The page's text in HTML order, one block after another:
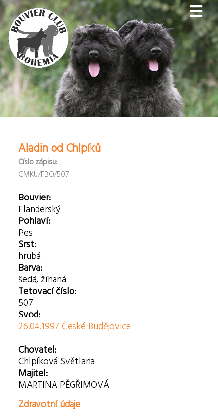
Aladin od Chlpíků
Číslo zápisu:
CMKU/FBO/507
Bouvier:
Flanderský
Pohlaví:
Pes
Srst:
hrubá
Barva:
šedá, žíhaná
Tetovací číslo:
507
Svod:
26.04.1997 České Budějovice
Chovatel:
Chlpíková Světlana
Majitel:
MARTINA PĚGŘIMOVÁ
Zdravotní údaje